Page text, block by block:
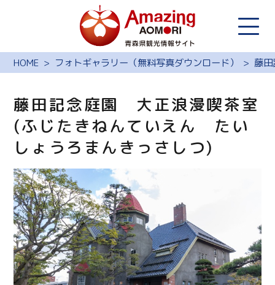
HOME フォトギャラリー（無料写真ダウンロード） 藤
藤田記念庭園 大正浪漫喫茶室
(ふじたきねんていえん たい
しょうろまんきっさしつ)